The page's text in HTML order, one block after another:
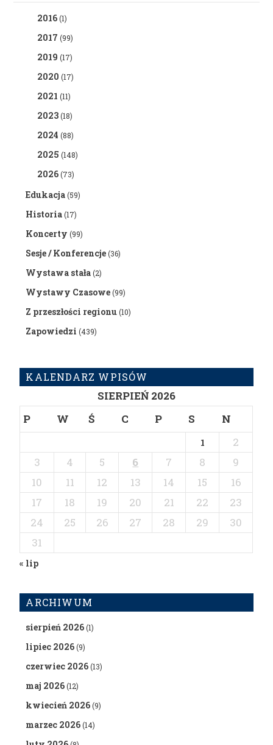
2016(1)
2017 (99)
2019 (17)
2020 (17)
2021 (11)
2023(18)
2024 (88)
2025 (148)
2026(73)
Edukacja(59)
Historia(17)
Koncerty (99)
Sesje / Konferencje(36)
Wystawa stała(2)
Wystawy Czasowe(99)
Z przeszłości regionu(10)
Zapowiedzi (439)
KALENDARZ WPISÓW
SIERPIEŃ 2026
P
W Ś C P S N
1
2
3
4 5 6 7 8
9
10
11 12 13 14 15
16
17
18 19 20 21 22
23
24
25 26 27 28 29
30
31
« lip
ARCHIWUM
sierpień 2026(1)
lipiec 2026(9)
czerwiec 2026(13)
maj 2026(12)
kwiecień 2026(9)
marzec 2026(14)